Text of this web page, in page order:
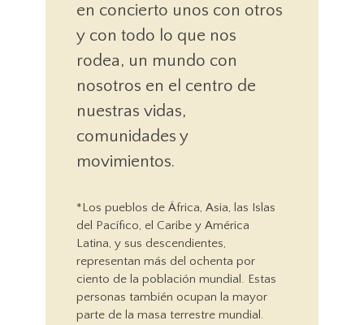
en concierto unos con otros
y con todo lo que nos
rodea, un mundo con
nosotros en el centro de
nuestras vidas,
comunidades y
movimientos.
*Los pueblos de África, Asia, las Islas
del Pacífico, el Caribe y América
Latina, y sus descendientes,
representan más del ochenta por
ciento de la población mundial. Estas
personas también ocupan la mayor
parte de la masa terrestre mundial.